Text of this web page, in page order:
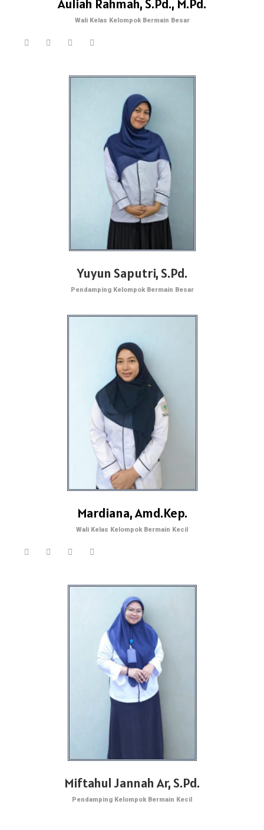
Auliah Rahmah, S.Pd., M.Pd.
Wali Kelas Kelompok Bermain Besar
Yuyun Saputri, S.Pd.
Pendamping Kelompok Bermain Besar
Mardiana, Amd.Kep.
Wali Kelas Kelompok Bermain Kecil
Miftahul Jannah Ar, S.Pd.
Pendamping Kelompok Bermain Kecil